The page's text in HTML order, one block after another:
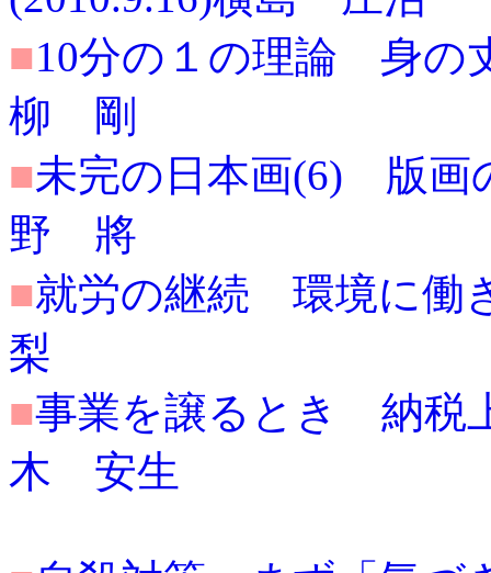
■10分の１の理論 身の
柳 剛
■未完の日本画(6) 版画
野 將
■就労の継続 環境に働
梨
■事業を譲るとき 納税
木 安生